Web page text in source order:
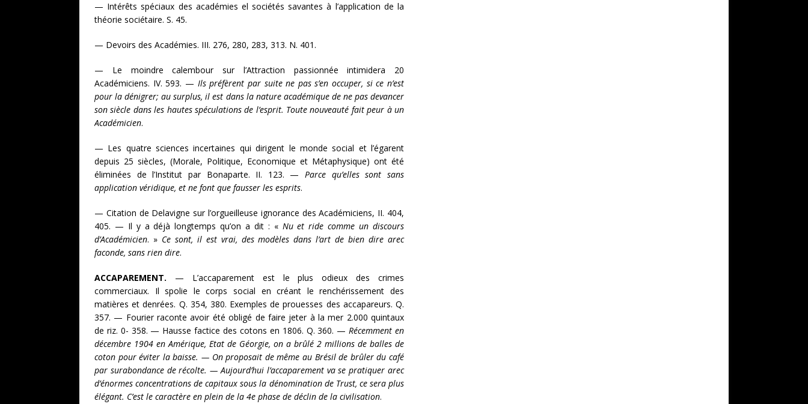
— Intérêts spéciaux des académies el sociétés savantes à l’application de la
théorie sociétaire. S. 45.
— Devoirs des Académies. III. 276, 280, 283, 313. N. 401.
— Le moindre calembour sur l’Attraction passionnée intimidera 20
Académiciens. IV. 593. — Ils préfèrent par suite ne pas s’en occuper, si ce n’est
pour la dénigrer; au surplus, il est dans la nature académique de ne pas devancer
son siècle dans les hautes spéculations de l’esprit. Toute nouveauté fait peur à un
Académicien.
— Les quatre sciences incertaines qui dirigent le monde social et l’égarent
depuis 25 siècles, (Morale, Politique, Economique et Métaphysique) ont été
éliminées de l’Institut par Bonaparte. II. 123. —Parce qu’elles sont sans
application véridique, et ne font que fausser les esprits.
— Citation de Delavigne sur l’orgueilleuse ignorance des Académiciens, II. 404,
405. — Il y a déjà longtemps qu’on a dit : « Nu et ride comme un discours
d’Académicien. » Ce sont, il est vrai, des modèles dans l’art de bien dire arec
faconde, sans rien dire.
ACCAPAREMENT. — L’accaparement est le plus odieux des crimes
commerciaux. Il spolie le corps social en créant le renchérissement des
matières et denrées. Q. 354, 380. Exemples de prouesses des accapareurs. Q.
357. — Fourier raconte avoir été obligé de faire jeter à la mer 2.000 quintaux
de riz. 0- 358. — Hausse factice des cotons en 1806. Q. 360. —Récemment en
décembre 1904 en Amérique, Etat de Géorgie, on a brûlé 2 millions de balles de
coton pour éviter la baisse. — On proposait de même au Brésil de brûler du café
par surabondance de récolte. — Aujourd’hui l’accaparement va se pratiquer arec
d’énormes concentrations de capitaux sous la dénomination de Trust, ce sera plus
élégant. C’est le caractère en plein de la 4e phase de déclin de la civilisation.